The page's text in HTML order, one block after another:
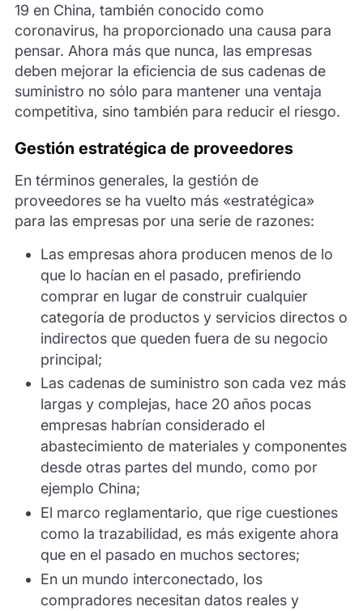
19 en China, también conocido como
coronavirus, ha proporcionado una causa para
pensar. Ahora más que nunca, las empresas
deben mejorar la eficiencia de sus cadenas de
suministro no sólo para mantener una ventaja
competitiva, sino también para reducir el riesgo.
Gestión estratégica de proveedores
En términos generales, la gestión de
proveedores se ha vuelto más «estratégica»
para las empresas por una serie de razones:
Las empresas ahora producen menos de lo
que lo hacían en el pasado, prefiriendo
comprar en lugar de construir cualquier
categoría de productos y servicios directos o
indirectos que queden fuera de su negocio
principal;
Las cadenas de suministro son cada vez más
largas y complejas, hace 20 años pocas
empresas habrían considerado el
abastecimiento de materiales y componentes
desde otras partes del mundo, como por
ejemplo China;
El marco reglamentario, que rige cuestiones
como la trazabilidad, es más exigente ahora
que en el pasado en muchos sectores;
En un mundo interconectado, los
compradores necesitan datos reales y